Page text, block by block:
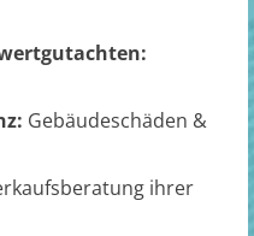
Gebäudeschäden &
ihrer